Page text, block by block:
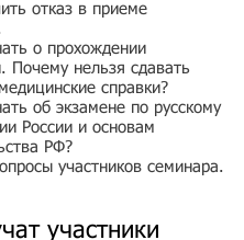
отказ в приеме
о прохождении
Почему нельзя сдавать
справки?
об экзамене по русскому
России и основам
РФ?
участников семинара.
участники